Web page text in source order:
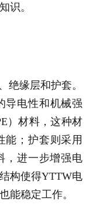
识。
绝缘层和护套。
导电性和机械强
）材料，这种材
能；护套则采用
，进一步增强电
构使得YTTW电
能稳定工作。